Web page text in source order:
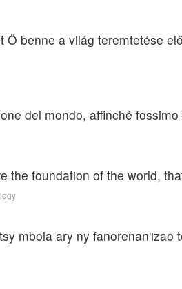
benne a világ teremtetése
del mondo, affinché
the foundation of the world,
mbola ary ny